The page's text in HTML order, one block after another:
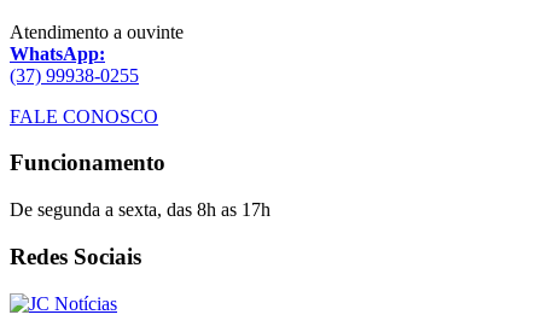
Atendimento a ouvinte
WhatsApp:
(37) 99938-0255
FALE CONOSCO
Funcionamento
De segunda a sexta, das 8h as 17h
Redes Sociais